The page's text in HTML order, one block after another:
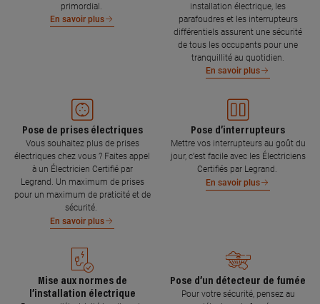
primordial.
En savoir plus
installation électrique, les
parafoudres et les interrupteurs
différentiels assurent une sécurité
de tous les occupants pour une
tranquillité au quotidien.
En savoir plus
Pose de prises électriques
Vous souhaitez plus de prises
électriques chez vous ? Faites appel
à un Électricien Certifié par
Legrand. Un maximum de prises
pour un maximum de praticité et de
sécurité.
En savoir plus
Pose d’interrupteurs
Mettre vos interrupteurs au goût du
jour, c’est facile avec les Électriciens
Certifiés par Legrand.
En savoir plus
Mise aux normes de
l’installation électrique
Pose d’un détecteur de fumée
Pour votre sécurité, pensez au